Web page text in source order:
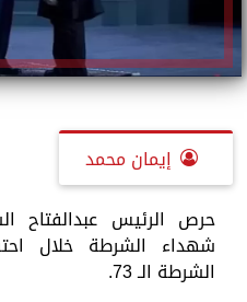
إيمان محمد
حرص الرئيس عبدالفتاح
شهداء الشرطة خلال
الشرطة الـ 73.